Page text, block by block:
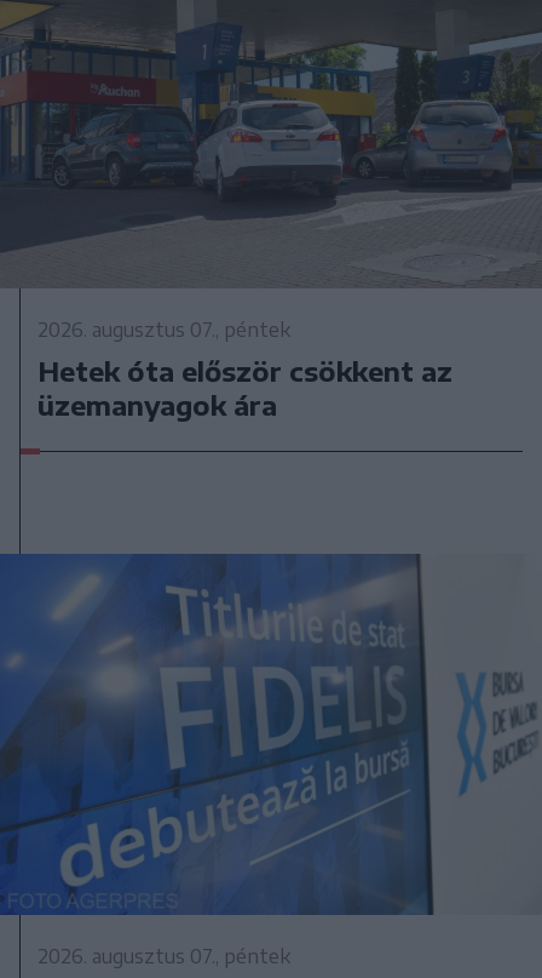
2026. augusztus 07., péntek
Hetek óta először csökkent az
üzemanyagok ára
2026. augusztus 07., péntek